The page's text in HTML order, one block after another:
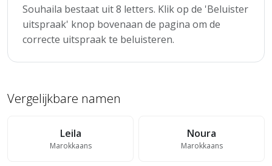
Souhaila bestaat uit 8 letters. Klik op de 'Beluister
uitspraak' knop bovenaan de pagina om de
correcte uitspraak te beluisteren.
Vergelijkbare namen
Leila
Marokkaans
Noura
Marokkaans